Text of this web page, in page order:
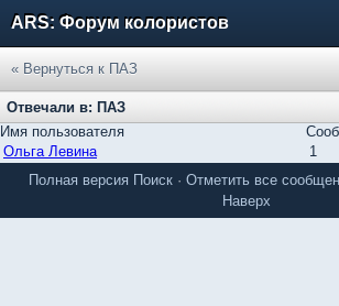
ARS: Форум колористов
« Вернуться к ПАЗ
Отвечали в: ПАЗ
Имя пользователя
Ольга Левина
1
Полная версия Поиск · Отметить все
Наверх